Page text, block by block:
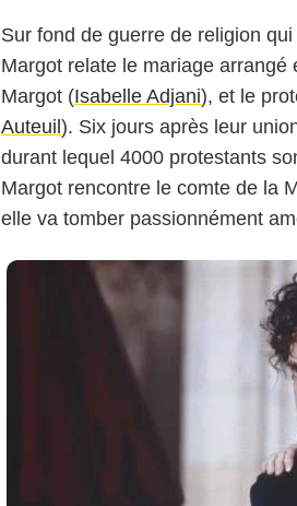
Sur fond de guerre de religion
Margot relate le mariage
Margot (Isabelle Adjani), et le
Auteuil ). Six jours après leur
durant lequel 4000 protestants
Margot rencontre le comte de la
elle va tomber passionnément